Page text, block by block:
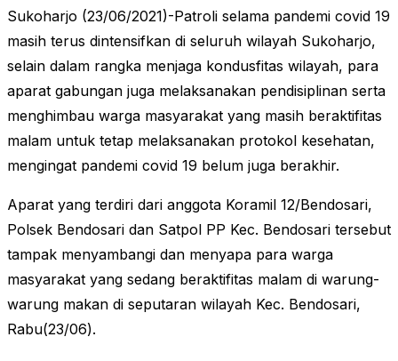
Sukoharjo (23/06/2021)-Patroli selama pandemi covid 19
masih terus dintensifkan di seluruh wilayah Sukoharjo,
selain dalam rangka menjaga kondusfitas wilayah, para
aparat gabungan juga melaksanakan pendisiplinan serta
menghimbau warga masyarakat yang masih beraktifitas
malam untuk tetap melaksanakan protokol kesehatan,
mengingat pandemi covid 19 belum juga berakhir.
Aparat yang terdiri dari anggota Koramil 12/Bendosari,
Polsek Bendosari dan Satpol PP Kec. Bendosari tersebut
tampak menyambangi dan menyapa para warga
masyarakat yang sedang beraktifitas malam di warung-
warung makan di seputaran wilayah Kec. Bendosari,
Rabu(23/06).